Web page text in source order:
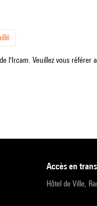
l'Ircam. Veuillez vous référer
accès en
Hôtel de Ville,